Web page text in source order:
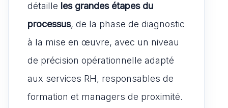
détaille les grandes étapes du
processus, de la phase de diagnostic
à la mise en œuvre, avec un niveau
de précision opérationnelle adapté
aux services RH, responsables de
formation et managers de proximité.